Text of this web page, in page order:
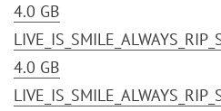
4.0 GB
4.0 GB